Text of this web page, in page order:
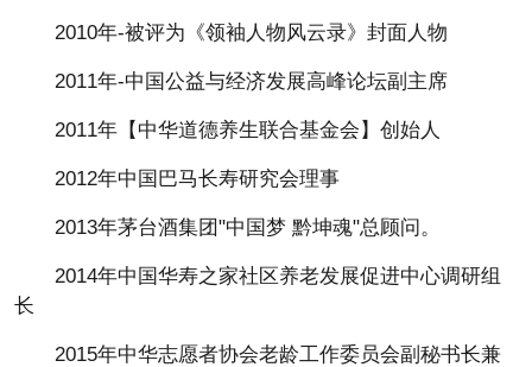
2010年-被评为《领袖人物风云录》封面人物
2011年-中国公益与经济发展高峰论坛副主席
2011年【中华道德养生联合基金会】创始人
2012年中国巴马长寿研究会理事
2013年茅台酒集团"中国梦 黔坤魂"总顾问。
2014年中国华寿之家社区养老发展促进中心调研组
长
2015年中华志愿者协会老龄工作委员会副秘书长兼